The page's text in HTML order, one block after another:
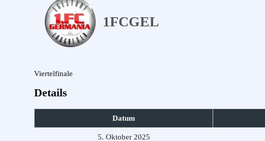
1FCGEL
Viertelfinale
Details
Datum
5. Oktober 2025